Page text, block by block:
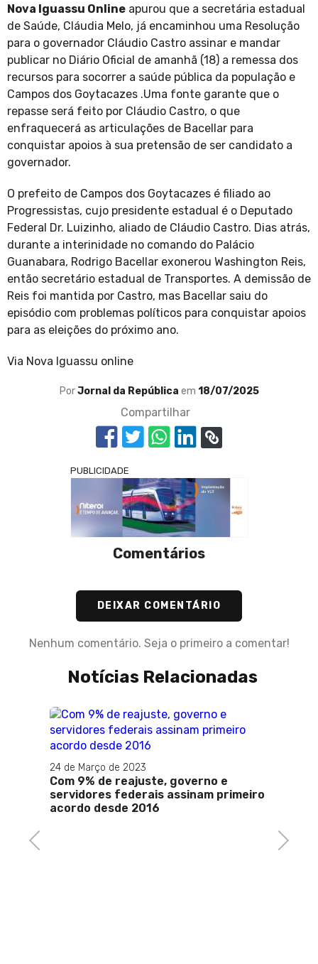
Nova Iguassu Online apurou que a secretária estadual
de Saúde, Cláudia Melo, já encaminhou uma Resolução
para o governador Cláudio Castro assinar e mandar
publicar no Diário Oficial de amanhã (18) a remessa dos
recursos para socorrer a saúde pública da população e
Campos dos Goytacazes .Uma fonte garante que o
repasse será feito por Cláudio Castro, o que
enfraquecerá as articulações de Bacellar para
conquistar apoios à sua pretensão de ser candidato a
governador.
O prefeito de Campos dos Goytacazes é filiado ao
Progressistas, cujo presidente estadual é o Deputado
Federal Dr. Luizinho, aliado de Cláudio Castro. Dias atrás,
durante a interinidade no comando do Palácio
Guanabara, Rodrigo Bacellar exonerou Washington Reis,
então secretário estadual de Transportes. A demissão de
Reis foi mantida por Castro, mas Bacellar saiu do
episódio com problemas políticos para conquistar apoios
para as eleições do próximo ano.
Via Nova Iguassu online
PorJornal da República em 18/07/2025
Compartilhar
PUBLICIDADE
Comentários
DEIXAR COMENTÁRIO
Nenhum comentário. Seja o primeiro a comentar!
Notícias Relacionadas
Previous
24 de Março de 2023
Com 9% de reajuste, governo e
servidores federais assinam primeiro
acordo desde 2016
Next